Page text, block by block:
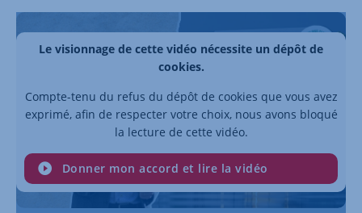
Le visionnage de cette vidéo nécessite un dépôt de
cookies.
Compte-tenu du refus du dépôt de cookies que vous avez
exprimé, afin de respecter votre choix, nous avons bloqué
la lecture de cette vidéo.
Donner mon accord et lire la vidéo